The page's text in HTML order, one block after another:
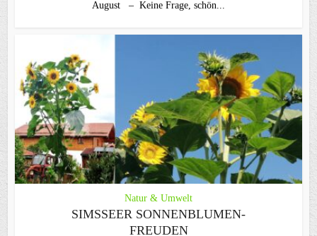
August – Keine Frage, schön...
Natur & Umwelt
SIMSSEER SONNENBLUMEN-
FREUDEN